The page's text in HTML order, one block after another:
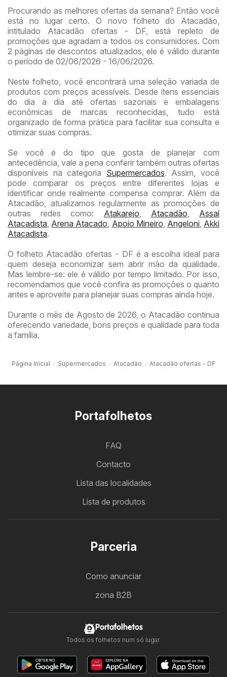
Procurando as melhores ofertas da semana? Então você
está no lugar certo. O novo folheto do Atacadão,
intitulado Atacadão ofertas - DF, está repleto de
promoções que agradam a todos os consumidores. Com
2 páginas de descontos atualizados, ele é válido durante
o período de 02/06/2026 - 16/06/2026.
Neste folheto, você encontrará uma seleção variada de
produtos com preços acessíveis. Desde itens essenciais
do dia a dia até ofertas sazonais e embalagens
econômicas de marcas reconhecidas, tudo está
organizado de forma prática para facilitar sua consulta e
otimizar suas compras.
Se você é do tipo que gosta de planejar com
antecedência, vale a pena conferir também outras ofertas
disponíveis na categoria Supermercados. Assim, você
pode comparar os preços entre diferentes lojas e
identificar onde realmente compensa comprar. Além da
Atacadão, atualizamos regularmente as promoções de
outras redes como: Atakarejo Atacadão
Assaí
Atacadista Arena Atacado Apoio Mineiro Angeloni, Akki
Atacadista.
O folheto Atacadão ofertas - DF é a escolha ideal para
quem deseja economizar sem abrir mão da qualidade.
Mas lembre-se: ele é válido por tempo limitado. Por isso,
recomendamos que você confira as promoções o quanto
antes e aproveite para planejar suas compras ainda hoje.
Durante o mês de Agosto de 2026, o Atacadão continua
oferecendo variedade, bons preços e qualidade para toda
a família.
Página Inicial Supermercados Atacadão Atacadão ofertas - DF
Portafolhetos
FAQ
Contacto
Lista das localidades
Lista de produtos
Parceria
Como anunciar
zona B2B
Portafolhetos
Todos os folhetos num só lugar.